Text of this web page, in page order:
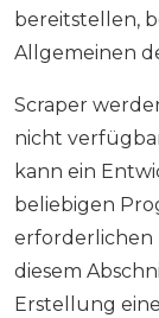
bereitstellen,
Allgemeinen
Scraper
nicht
kann ein
beliebigen
erforderlichen
diesem
Erstellung